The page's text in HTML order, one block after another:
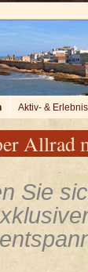
Aktiv- &
Allrad
Sie